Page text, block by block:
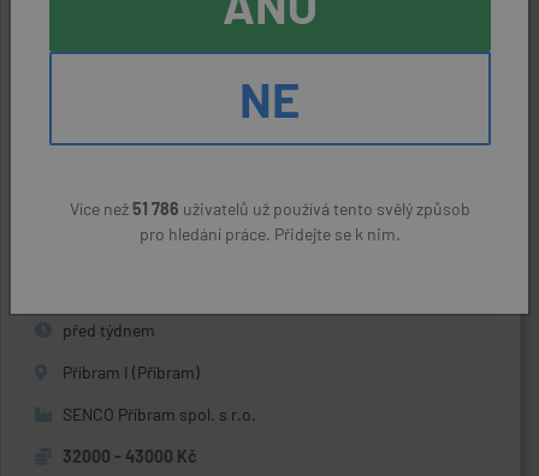
směna | Mzda až 57 300 Kč bodo
před týdnem
Příbram I (Příbram)
SENCO Příbram spol. s r.o.
32000 - 43000 Kč
NE
Více než51 786 uživatelů už používá tento svělý způsob
pro hledání práce. Přidejte se k nim.